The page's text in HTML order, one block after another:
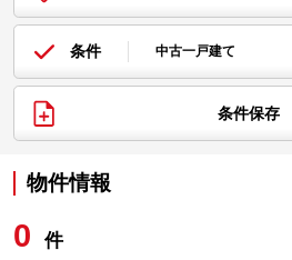
条件 中古一戸建て
条件保存
物件情報
0 件